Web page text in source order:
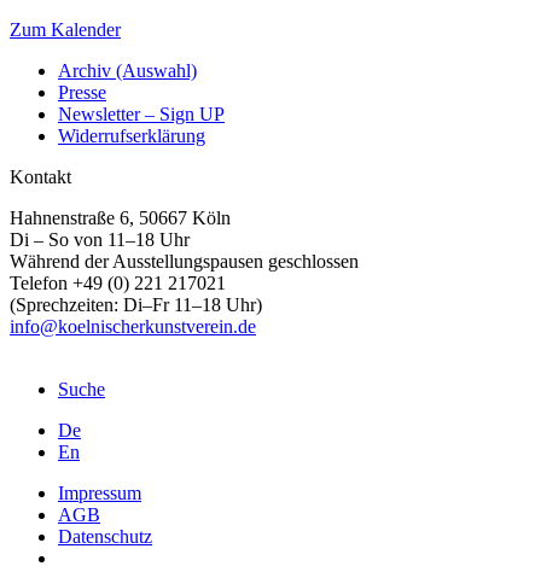
Zum Kalender
Archiv (Auswahl)
Presse
Newsletter – Sign UP
Widerrufserklärung
Kontakt
Hahnenstraße 6, 50667 Köln
Di – So von 11–18 Uhr
Während der Ausstellungspausen geschlossen
Telefon +49 (0) 221 217021
(Sprechzeiten: Di–Fr 11–18 Uhr)
info@koelnischerkunstverein.de
Suche
De
En
Impressum
AGB
Datenschutz